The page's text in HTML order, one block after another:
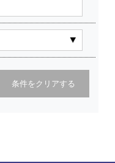
条件をクリアする